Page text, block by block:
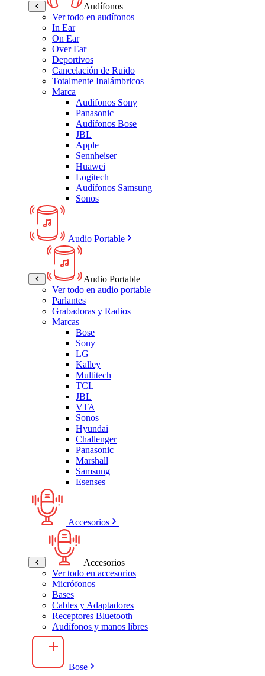
Audífonos
Ver todo en audífonos
In Ear
On Ear
Over Ear
Deportivos
Cancelación de Ruido
Totalmente Inalámbricos
Marca
Audifonos Sony
Panasonic
Audífonos Bose
JBL
Apple
Sennheiser
Huawei
Logitech
Audífonos Samsung
Sonos
Audio Portable
Audio Portable
Ver todo en audio portable
Parlantes
Grabadoras y Radios
Marcas
Bose
Sony
LG
Kalley
Multitech
TCL
JBL
VTA
Sonos
Hyundai
Challenger
Panasonic
Marshall
Samsung
Esenses
Accesorios
Accesorios
Ver todo en accesorios
Micrófonos
Bases
Cables y Adaptadores
Receptores Bluetooth
Audífonos y manos libres
Bose